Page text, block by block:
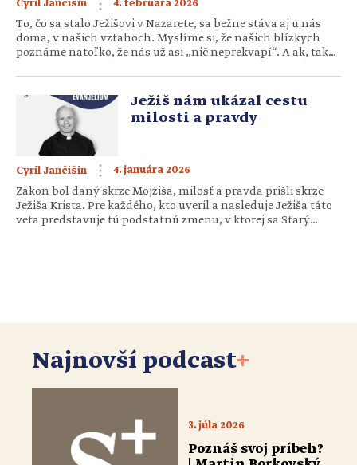
Cyril Jančišin 4. februára 2026
To, čo sa stalo Ježišovi v Nazarete, sa bežne stáva aj u nás
doma, v našich vzťahoch. Myslíme si, že našich blízkych
poznáme natoľko, že nás už asi „nič neprekvapí“. A ak, tak
problémom, ktorý nás vyrušuje. Málokedy sme pozorní na
to, ako môže byť človek vedľa nás […]Ježiš nám ukázal cestu
milosti a pravdy
Cyril Jančišin 4. januára 2026
Zákon bol daný skrze Mojžiša, milosť a pravda prišli skrze
Ježiša Krista. Pre každého, kto uveril a nasleduje Ježiša táto
veta predstavuje tú podstatnú zmenu, v ktorej sa Starý
Najnovší podcast+
3. júla 2026
Poznáš svoj príbeh?